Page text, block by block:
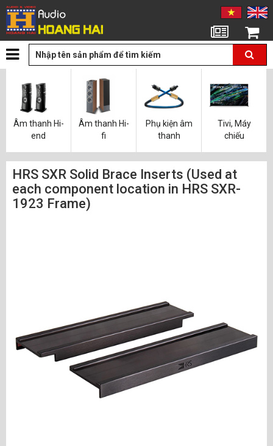
Giỏ hàng
Âm thanh Hi-
end
Âm thanh Hi-
fi
Phụ kiện âm
thanh
Tivi, Máy
chiếu
HRS SXR Solid Brace Inserts (Used at
each component location in HRS SXR-
1923 Frame)